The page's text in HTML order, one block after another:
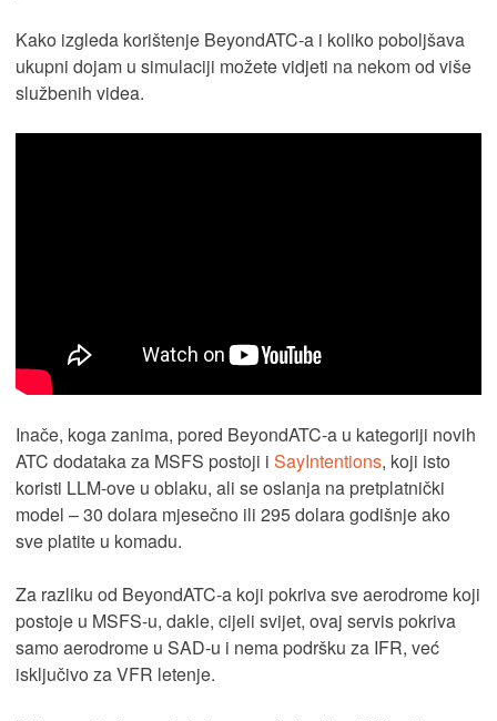
Kako izgleda korištenje BeyondATC-a i koliko poboljšava
ukupni dojam u simulaciji možete vidjeti na nekom od više
službenih videa.
Inače, koga zanima, pored BeyondATC-a u kategoriji novih
ATC dodataka za MSFS postoji i SayIntentions, koji isto
koristi LLM-ove u oblaku, ali se oslanja na pretplatnički
model – 30 dolara mjesečno ili 295 dolara godišnje ako
sve platite u komadu.
Za razliku od BeyondATC-a koji pokriva sve aerodrome koji
postoje u MSFS-u, dakle, cijeli svijet, ovaj servis pokriva
samo aerodrome u SAD-u i nema podršku za IFR, već
isključivo za VFR letenje.